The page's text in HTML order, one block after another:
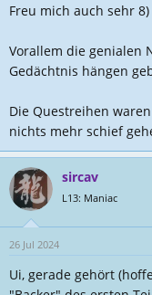
Freu mich auch sehr 8)
Vorallem die genialen
Gedächtnis hängen
Die Questreihen
nichts mehr schief
sircav
L13: Maniac
26 Jul 2024
Ui, gerade gehört